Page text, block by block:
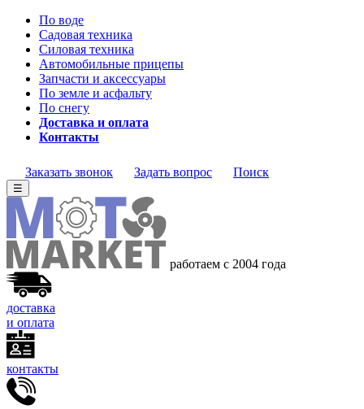
По воде
Садовая техника
Силовая техника
Автомобильные прицепы
Запчасти и аксессуары
По земле и асфальту
По снегу
Доставка и оплата
Контакты
Заказать звонок Задать вопрос Поиск
☰
работаем с 2004 года
доставка
и оплата
контакты